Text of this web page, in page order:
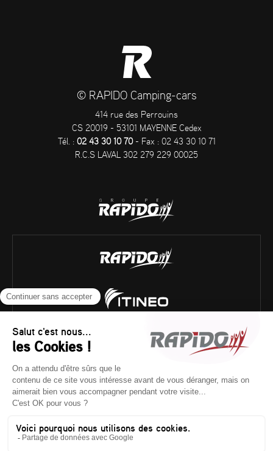
© RAPIDO Camping-cars
414 rue des Perrouins
CS 20019 - 53101 MAYENNE Cedex
Tél. : 02 43 30 10 70- Fax : 02 43 30 10 71
R.C.S LAVAL 302 279 229 00025